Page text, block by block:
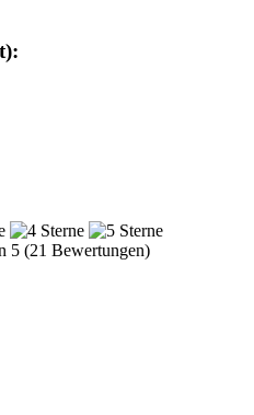
5 (21 Bewertungen)